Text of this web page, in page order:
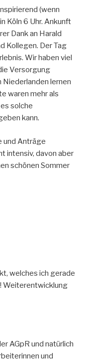
(wenn
Köln 6 Uhr. Ankunft
Dank an Harald
Kollegen. Der Tag
Wir haben viel
Versorgung
Niederlanden lernen
waren mehr als
solche
kann.
und Anträge
intensiv, davon aber
schönen Sommer
welches ich gerade
Weiterentwicklung
AGpR und natürlich
und